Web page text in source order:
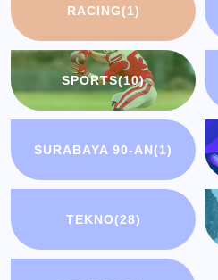
RACING(1)
SPORTS(10)
SURABAYA 90-AN(1)
TEKNO(28)